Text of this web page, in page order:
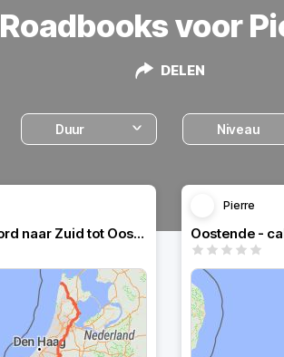
Roadbooks voor
DELEN
Duur Niveau
Holland van Noord naar Zuid tot Oostende
Pierre
Oostende -